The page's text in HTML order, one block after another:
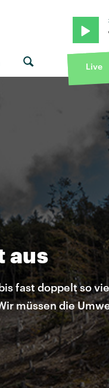
Sofi Tukker ·
Live
aus
fast doppelt so
müssen die